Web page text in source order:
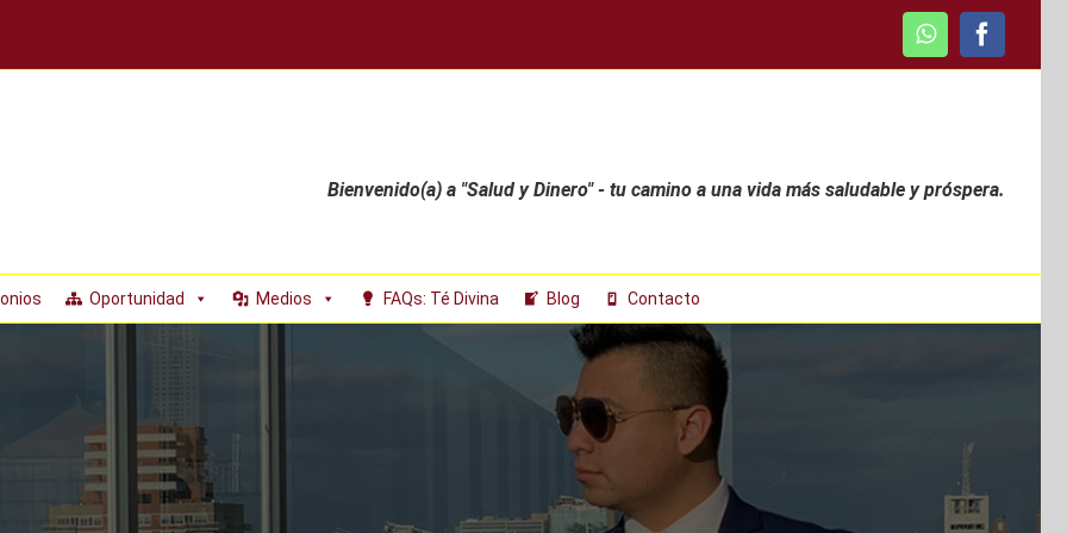
WhatsApp
Bienvenido(a) a "Salud y Dinero" - tu camino a una vida más saludable y próspera.
Oportunidad Medios FAQs: Té Divina Blog Contacto